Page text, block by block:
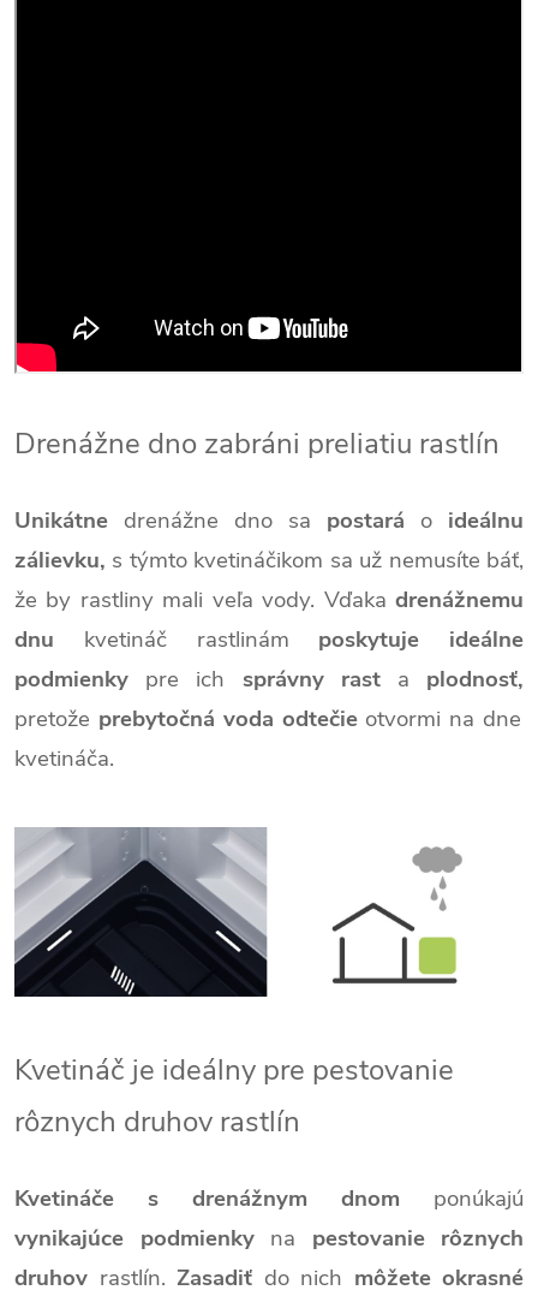
Drenážne dno zabráni preliatiu rastlín
Unikátne drenážne dno sa postará o ideálnu
zálievku, s týmto kvetináčikom sa už nemusíte báť,
že by rastliny mali veľa vody. Vďakadrenážnemu
dnu kvetináč rastlinám poskytuje ideálne
podmienky pre ich správny rasta plodnosť,
pretože prebytočná voda odtečieotvormi na dne
kvetináča.
Kvetináč je ideálny pre pestovanie
rôznych druhov rastlín
Kvetináče s drenážnym dnom ponúkajú
vynikajúce podmienkyna pestovanie rôznych
druhov rastlín. Zasadiť do nich môžete okrasné